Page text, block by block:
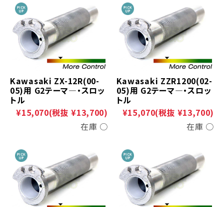
Kawasaki ZX-12R(00-
05)用 G2テーマ―・スロッ
トル
¥15,070(税抜 ¥13,700)
在庫 ○
Kawasaki ZZR1200(02-
05)用 G2テーマ―・スロッ
トル
¥15,070(税抜 ¥13,700)
在庫 ○